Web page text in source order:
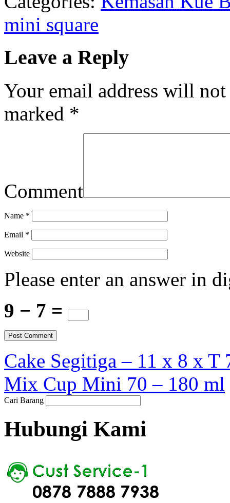
mini square
Leave a Reply
Your email address will
marked *
Comment
Name *
Email *
Website
Please enter an answer in
9 − 7 =
Cake Segitiga – 11 x 8 x T
Mix Cup Mini 70 – 180 ml
Cari Barang
Hubungi Kami